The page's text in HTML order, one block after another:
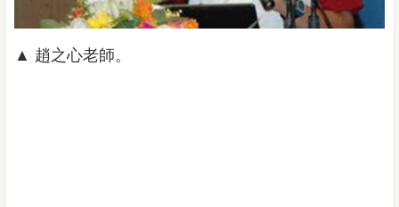
▲ 趙之心老師。